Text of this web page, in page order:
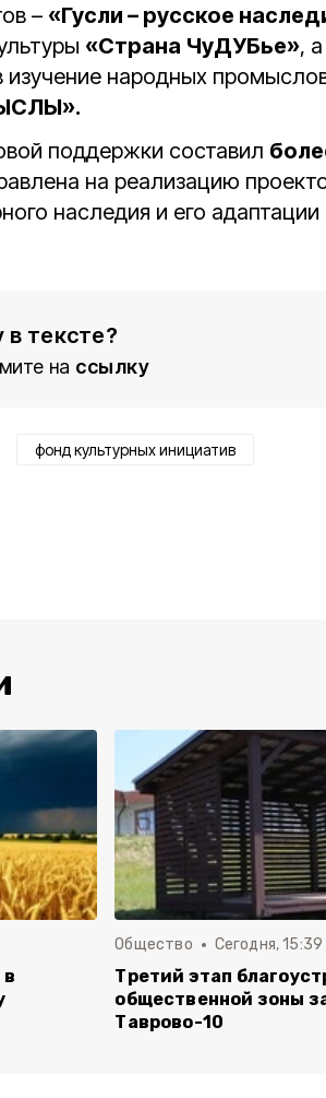
– «Гусли – русское
«Страна ЧуДУБье»,
народных
поддержки составил
на реализацию
наследия и его
тексте?
на ссылку
фонд культурных инициатив
Общество Сегодня, 15:39
Третий этап
общественной зоны
Таврово-10